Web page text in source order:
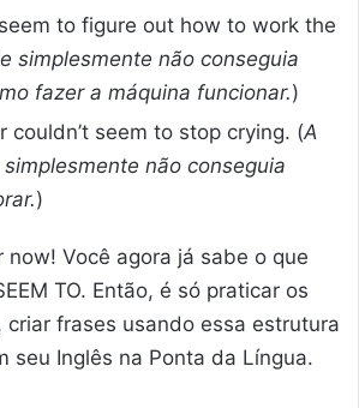
to figure out how to work the
simplesmente não conseguia
fazer a máquina funcionar.)
couldn’t seem to stop crying. (A
não conseguia
)
now! Você agora já sabe o que
TO. Então, é só praticar os
criar frases usando essa estrutura
seu Inglês na Ponta da Língua.